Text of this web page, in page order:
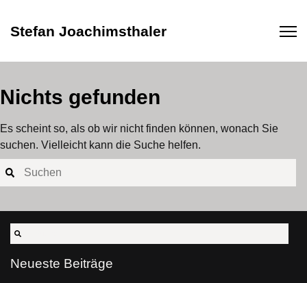
Stefan Joachimsthaler
Nichts gefunden
Es scheint so, als ob wir nicht finden können, wonach Sie
suchen. Vielleicht kann die Suche helfen.
Neueste Beiträge